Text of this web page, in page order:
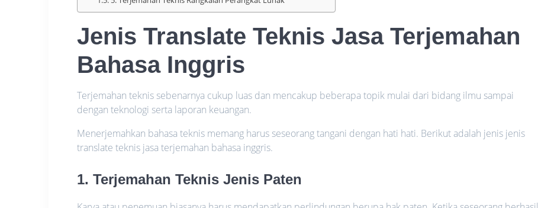
Jenis Translate TeknisJasa Terjemahan
Bahasa Inggris
Terjemahan teknis sebenarnya cukup luas dan mencakup beberapa topik mulai dari bidang ilmu sampai
dengan teknologi serta laporan keuangan.
Menerjemahkan bahasa teknis memang harus seseorang tangani dengan hati hati. Berikut adalah jenis jenis
translate teknis jasa terjemahan bahasa inggris.
1. Terjemahan Teknis Jenis Paten